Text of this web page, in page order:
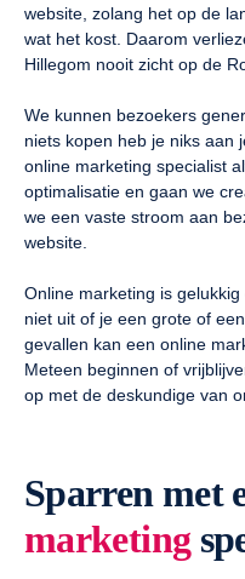
website, zolang het op de
wat het kost. Daarom
Hillegom nooit zicht op de
We kunnen bezoekers
niets kopen heb je niks aan
online marketing specialist
optimalisatie en gaan we
we een vaste stroom aan
website.
Online marketing is
niet uit of je een grote of
gevallen kan een online
Meteen beginnen of
op met de deskundige van
Sparren met
marketing